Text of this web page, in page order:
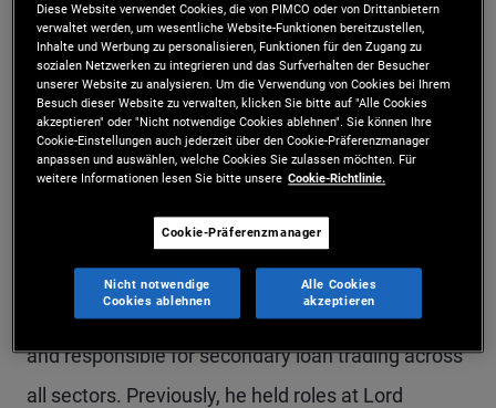
focusing on U.S. leveraged finance, including bank
loans and collateralized loan obligations (CLOs),
high yield, and multi-sector credit strategies. Prior
to rejoining PIMCO in 2023, he was at Ares
portfolio manager responsible for managing U.S.
bank loan credit strategies. He was at PIMCO
from 2011–2018, managing bank loan portfolios
and responsible for secondary loan trading across
all sectors. Previously, he held roles at Lord
Diese Website verwendet Cookies, die von PIMCO oder von Drittanbietern
verwaltet werden, um wesentliche Website-Funktionen bereitzustellen,
Inhalte und Werbung zu personalisieren, Funktionen für den Zugang zu
sozialen Netzwerken zu integrieren und das Surfverhalten der Besucher
unserer Website zu analysieren. Um die Verwendung von Cookies bei Ihrem
Besuch dieser Website zu verwalten, klicken Sie bitte auf "Alle Cookies
akzeptieren" oder "Nicht notwendige Cookies ablehnen". Sie können Ihre
Cookie-Einstellungen auch jederzeit über den Cookie-Präferenzmanager
anpassen und auswählen, welche Cookies Sie zulassen möchten. Für
weitere Informationen lesen Sie bitte unsere Cookie-Richtlinie.
Cookie-Präferenzmanager
Nicht notwendige
Cookies ablehnen
Alle Cookies
akzeptieren